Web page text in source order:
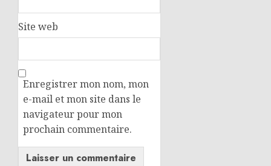
Site web
Enregistrer mon nom, mon
e-mail et mon site dans le
navigateur pour mon
prochain commentaire.